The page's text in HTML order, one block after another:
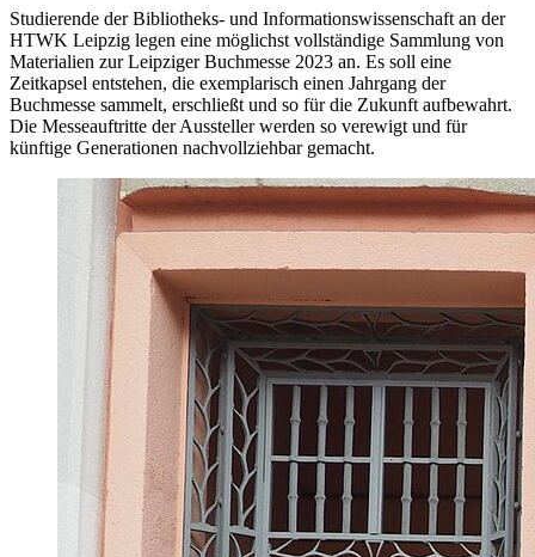
Studierende der Bibliotheks- und Informationswissenschaft an der
HTWK Leipzig legen eine möglichst vollständige Sammlung von
Materialien zur Leipziger Buchmesse 2023 an. Es soll eine
Zeitkapsel entstehen, die exemplarisch einen Jahrgang der
Buchmesse sammelt, erschließt und so für die Zukunft aufbewahrt.
Die Messeauftritte der Aussteller werden so verewigt und für
künftige Generationen nachvollziehbar gemacht.